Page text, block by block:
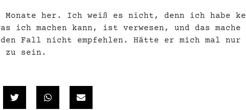
her. Ich weiß es nicht, denn ich habe
ich machen kann, ist verwesen, und das
Fall nicht empfehlen. Hätte er mich mal nur
zu sein.